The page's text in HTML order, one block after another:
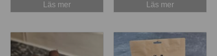
Läs mer Läs mer